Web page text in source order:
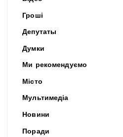
Гроші
Депутаты
Думки
Ми рекомендуємо
Місто
Мультимедіа
Новини
Поради